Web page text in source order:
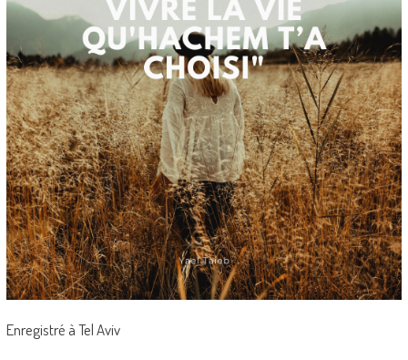
Enregistré à Tel Aviv